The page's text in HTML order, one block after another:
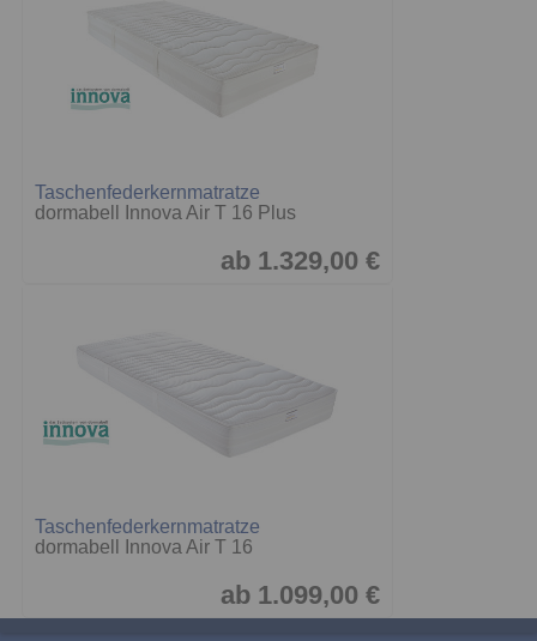
Taschenfederkernmatratze
dormabell Innova Air T 16 Plus
ab 1.329,00 €
Taschenfederkernmatratze
dormabell Innova Air T 16
ab 1.099,00 €